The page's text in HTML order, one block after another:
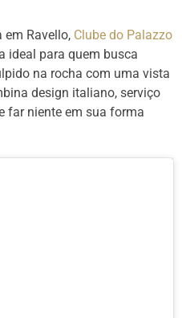
em Ravello, Clube do Palazzo
ideal para quem busca
na rocha com uma vista
design italiano, serviço
far niente em sua forma